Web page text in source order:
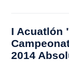
I Acuatlón
2014